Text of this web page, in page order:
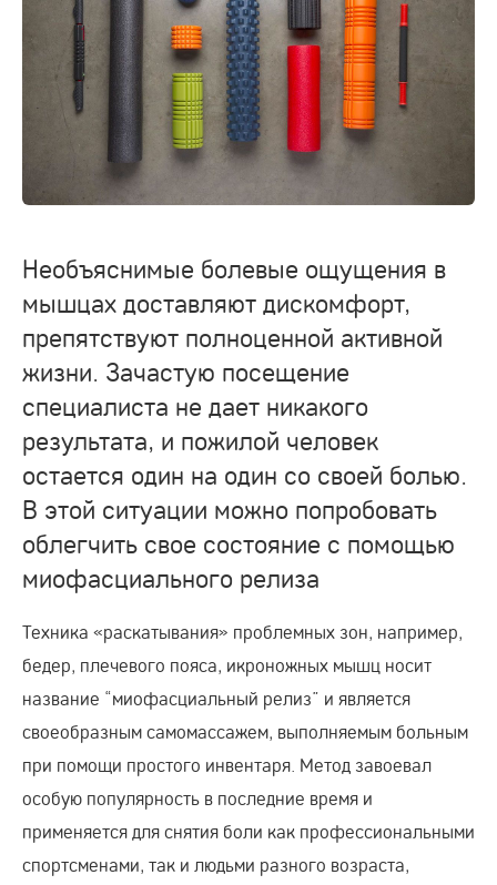
Необъяснимые болевые ощущения в
мышцах доставляют дискомфорт,
препятствуют полноценной активной
жизни. Зачастую посещение
специалиста не дает никакого
результата, и пожилой человек
остается один на один со своей болью.
В этой ситуации можно попробовать
облегчить свое состояние с помощью
миофасциального релиза
Техника «раскатывания» проблемных зон, например,
бедер, плечевого пояса, икроножных мышц носит
название “миофасциальный релиз” и является
своеобразным самомассажем, выполняемым больным
при помощи простого инвентаря. Метод завоевал
особую популярность в последние время и
применяется для снятия боли как профессиональными
спортсменами, так и людьми разного возраста,